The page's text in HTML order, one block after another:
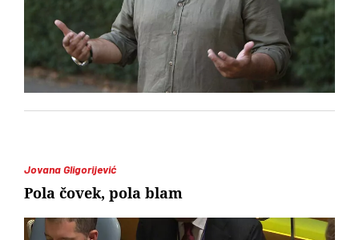
Jovana Gligorijević
Pola čovek, pola blam